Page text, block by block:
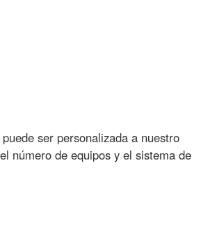
ser personalizada a nuestro
número de equipos y el sistema de